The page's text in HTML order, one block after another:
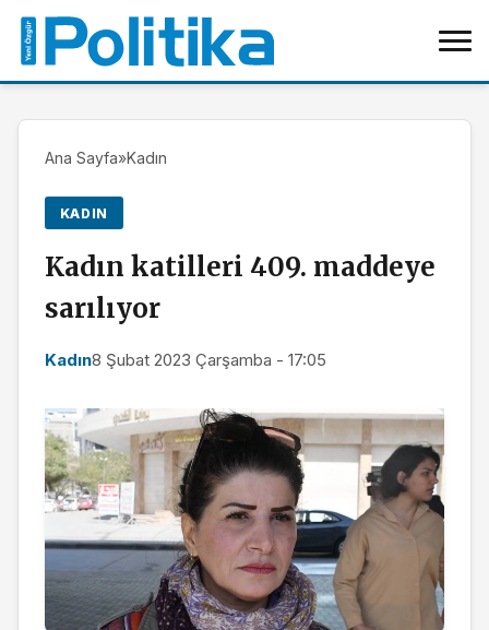
Ana Sayfa»Kadın
KADIN
Kadın katilleri 409. maddeye
sarılıyor
Kadın8 Şubat 2023 Çarşamba - 17:05